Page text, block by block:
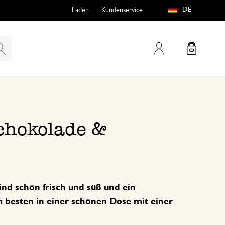
Mein Konto
Läden Kundenservice DE
&
schön frisch und süß und ein
in einer schönen Dose mit einer